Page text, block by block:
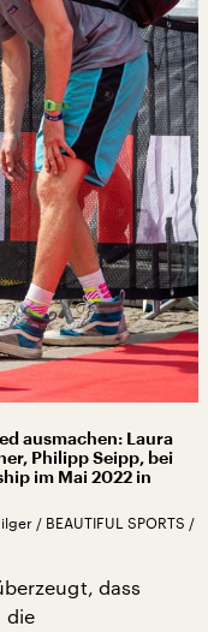
ausmachen: Laura
Philipp Seipp, bei
im Mai 2022 in
/ BEAUTIFUL SPORTS /
dass
die